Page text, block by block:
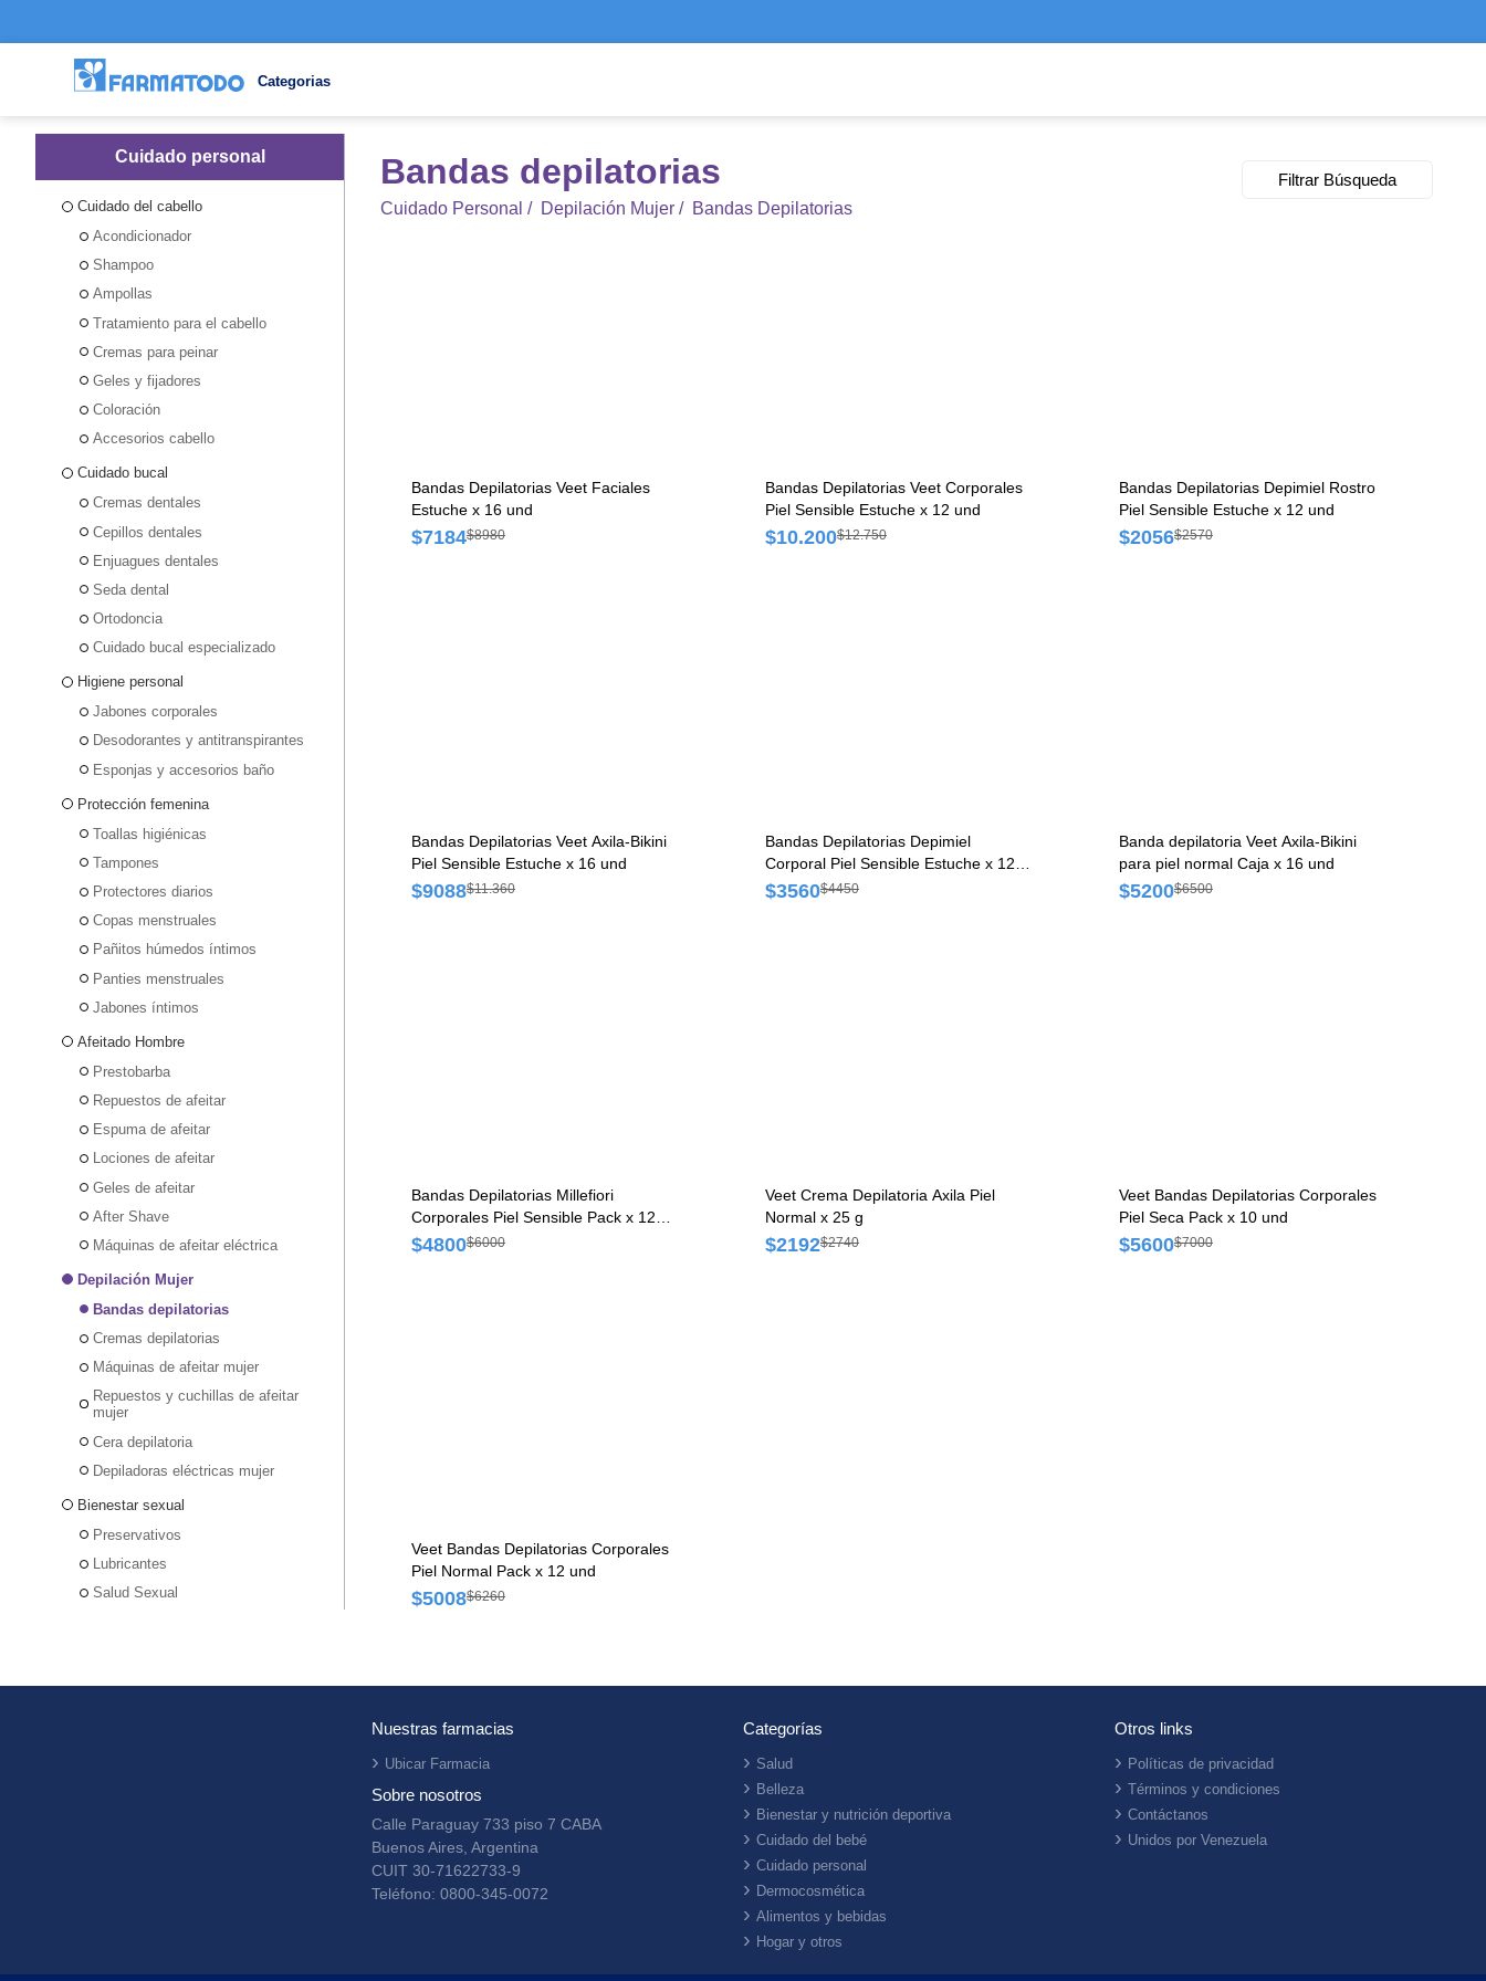
Categorias
Cuidado personal
Cuidado del cabello
Acondicionador
Shampoo
Ampollas
Tratamiento para el cabello
Cremas para peinar
Geles y fijadores
Coloración
Accesorios cabello
Cuidado bucal
Cremas dentales
Cepillos dentales
Enjuagues dentales
Seda dental
Ortodoncia
Cuidado bucal especializado
Higiene personal
Jabones corporales
Desodorantes y antitranspirantes
Esponjas y accesorios baño
Protección femenina
Toallas higiénicas
Tampones
Protectores diarios
Copas menstruales
Pañitos húmedos íntimos
Panties menstruales
Jabones íntimos
Afeitado Hombre
Prestobarba
Repuestos de afeitar
Espuma de afeitar
Lociones de afeitar
Geles de afeitar
After Shave
Máquinas de afeitar eléctrica
Depilación Mujer
Bandas depilatorias
Cremas depilatorias
Máquinas de afeitar mujer
Repuestos y cuchillas de afeitar
mujer
Cera depilatoria
Depiladoras eléctricas mujer
Bienestar sexual
Preservativos
Lubricantes
Salud Sexual
Bandas depilatorias
Cuidado Personal / Depilación Mujer / Bandas Depilatorias
Filtrar Búsqueda
Bandas Depilatorias Veet Faciales
Estuche x 16 und
$7184$8980
Bandas Depilatorias Veet Corporales
Piel Sensible Estuche x 12 und
$10.200$12.750
Bandas Depilatorias Depimiel Rostro
Piel Sensible Estuche x 12 und
$2056$2570
Bandas Depilatorias Veet Axila-Bikini
Piel Sensible Estuche x 16 und
$9088$11.360
Bandas Depilatorias Depimiel
Corporal Piel Sensible Estuche x 12
und
$3560$4450
Banda depilatoria Veet Axila-Bikini
para piel normal Caja x 16 und
$5200$6500
Bandas Depilatorias Millefiori
Corporales Piel Sensible Pack x 12
und
$4800$6000
Veet Crema Depilatoria Axila Piel
Normal x 25 g
$2192$2740
Veet Bandas Depilatorias Corporales
Piel Seca Pack x 10 und
$5600$7000
Veet Bandas Depilatorias Corporales
Piel Normal Pack x 12 und
$5008$6260
Nuestras farmacias
Ubicar Farmacia
Sobre nosotros
Calle Paraguay 733 piso 7 CABA
Buenos Aires, Argentina
CUIT 30-71622733-9
Teléfono: 0800-345-0072
Categorías
Salud
Belleza
Bienestar y nutrición deportiva
Cuidado del bebé
Cuidado personal
Dermocosmética
Alimentos y bebidas
Hogar y otros
Otros links
Políticas de privacidad
Términos y condiciones
Contáctanos
Unidos por Venezuela